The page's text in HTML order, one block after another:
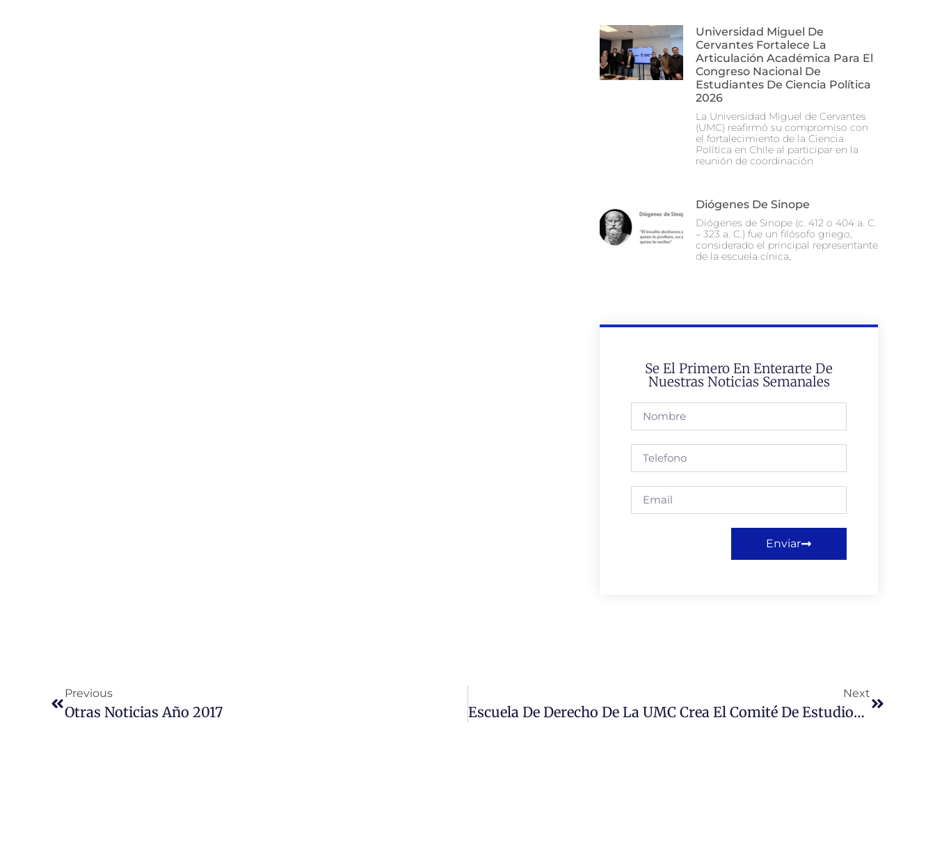
Universidad Miguel De
Cervantes Fortalece La
Articulación Académica Para El
Congreso Nacional De
Estudiantes De Ciencia Política
2026
La Universidad Miguel de Cervantes
(UMC) reafirmó su compromiso con
el fortalecimiento de la Ciencia
Política en Chile al participar en la
reunión de coordinación
Diógenes De Sinope
Diógenes de Sinope (c. 412 o 404 a. C.
– 323 a. C.) fue un filósofo griego,
considerado el principal representante
de la escuela cínica,
Se El Primero En Enterarte De
Nuestras Noticias Semanales
Enviar
Previous
Otras Noticias Año 2017
Next
Escuela De Derecho De La UMC Crea El Comité De Estudios Laborales Y Seguridad Social